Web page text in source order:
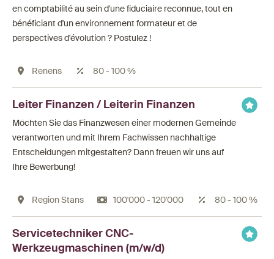
en comptabilité au sein d'une fiduciaire reconnue, tout en
bénéficiant d'un environnement formateur et de
perspectives d'évolution ? Postulez !
Renens 80 - 100 %
Leiter Finanzen / Leiterin Finanzen
Möchten Sie das Finanzwesen einer modernen Gemeinde
verantworten und mit Ihrem Fachwissen nachhaltige
Entscheidungen mitgestalten? Dann freuen wir uns auf
Ihre Bewerbung!
Region Stans 100'000 - 120'000 80 - 100 %
Servicetechniker CNC-
Werkzeugmaschinen (m/w/d)